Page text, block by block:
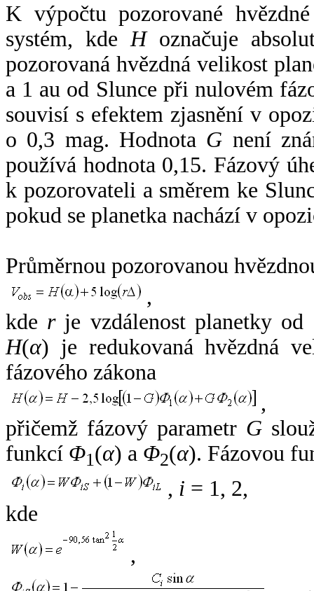
K výpočtu pozorované
systém, kde Hoznačuje
pozorovaná hvězdná velikost
a 1 au od Slunce při nulovém
souvisí s efektem zjasnění v
o 0,3 mag. Hodnota G není
používá hodnota 0,15. Fázový
k pozorovateli a směrem ke
pokud se planetka nachází v
Průměrnou pozorovanou
,
kde rje vzdálenost planetky od
H(α) je redukovaná hvězdná
fázového zákona
,
přičemž fázový parametr G
funkcí Φ1(α) a Φ2(α). Fázovou
, i = 1, 2,
kde
,